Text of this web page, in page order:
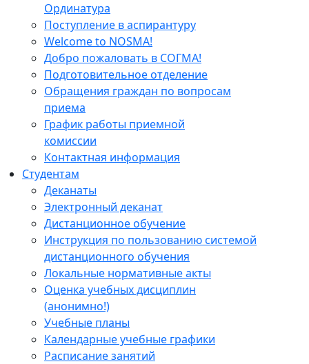
Ординатура
Поступление в аспирантуру
Welcome to NOSMA!
Добро пожаловать в СОГМА!
Подготовительное отделение
Обращения граждан по вопросам
приема
График работы приемной
комиссии
Контактная информация
Студентам
Деканаты
Электронный деканат
Дистанционное обучение
Инструкция по пользованию системой
дистанционного обучения
Локальные нормативные акты
Оценка учебных дисциплин
(анонимно!)
Учебные планы
Календарные учебные графики
Расписание занятий